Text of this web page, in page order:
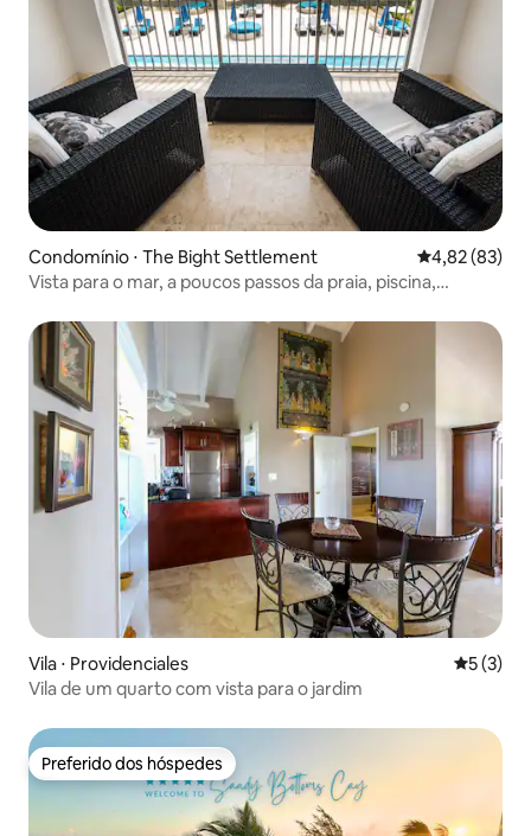
Condomínio ⋅ The Bight Settlement 4,82 de uma
4,82 (83)
Vista para o mar, a poucos passos da praia, piscina,
Vila ⋅ Providenciales 5 de
5 (3)
Vila de um quarto com vista para o jardim
Preferido dos hóspedes
Preferido dos hóspedes